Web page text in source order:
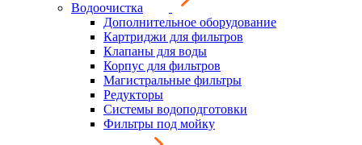
Водоочистка
Дополнительное оборудование
Картриджи для фильтров
Клапаны для воды
Корпус для фильтров
Магистральные фильтры
Редукторы
Системы водоподготовки
Фильтры под мойку